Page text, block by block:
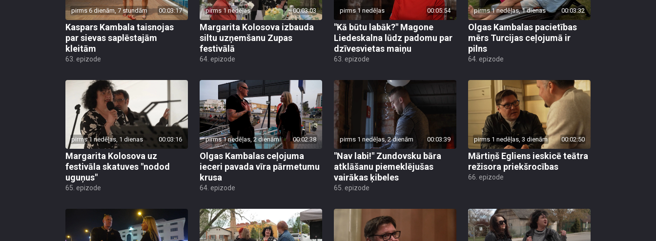
pirms 6 dienām, 7 stundām 00:03:17
Kaspars Kambala taisnojas
par sievas saplēstajām
kleitām
63. epizode
pirms 1 nedēļas 00:03:03
Margarita Kolosova izbauda
siltu uzņemšanu Zupas
festivālā
64. epizode
pirms 1 nedēļas 00:05:54
"Kā būtu labāk?" Magone
Liedeskalna lūdz padomu par
dzīvesvietas maiņu
63. epizode
pirms 1 nedēļas, 1 dienas 00:03:32
Olgas Kambalas pacietības
mērs Turcijas ceļojumā ir
pilns
64. epizode
pirms 1 nedēļas, 1 dienas 00:03:16
Margarita Kolosova uz
festivāla skatuves "nodod
uguņus"
65. epizode
pirms 1 nedēļas, 2 dienām 00:02:38
Olgas Kambalas ceļojuma
ieceri pavada vīra pārmetumu
krusa
64. epizode
pirms 1 nedēļas, 2 dienām 00:03:39
"Nav labi!" Zundovsku bāra
atklāšanu piemeklējušas
vairākas ķibeles
65. epizode
pirms 1 nedēļas, 3 dienām 00:02:50
Mārtiņš Egliens ieskicē teātra
režisora priekšrocības
66. epizode